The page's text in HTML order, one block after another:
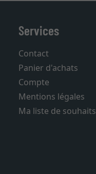
Services
Contact
Panier d'achats
Compte
Mentions légales
Ma liste de souhaits